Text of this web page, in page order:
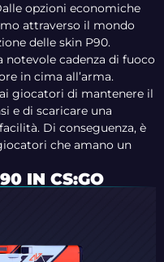
opzioni economiche
attraverso il mondo
delle skin P90.
notevole cadenza di fuoco
in cima all’arma.
giocatori di mantenere il
e di scaricare una
Di conseguenza, è
che amano un
IN CS:GO